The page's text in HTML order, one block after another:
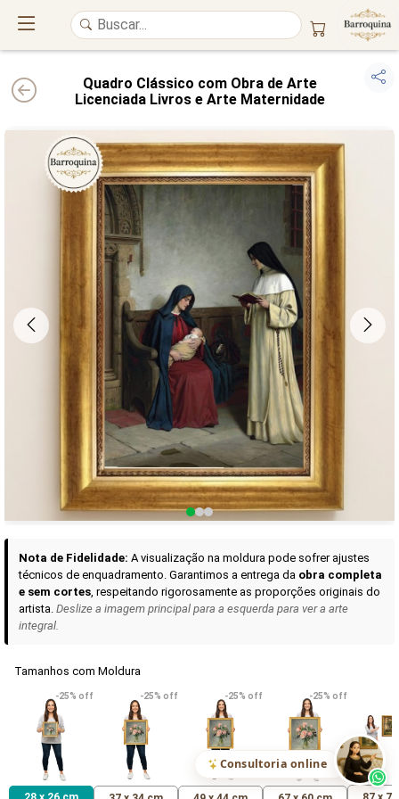
UM ATELIÊ 100% FINE ART
Trazemos a imponência das maiores obras de arte do mundo
alto padrão da sua casa. Nosso acervo reúne a genialidade de
pintores renomados, resgatandoartes reaise o requinte inconfundível
das obras do século XIX . Produção artesanal em Canvas 100% Algodão
molduras em
Madeira Maciçae impressão com Pigmentação Mineral
QUALIDADE DE MUSEU GARANTIA ETERNA
Curadoria das Campanhas
A seleção de obras-primas apresentadas em nossos vídeos nas redes
sociais, reunidas aqui para sua apreciação.
VER DETALHES
Madona de Loreto
R$ 538,42
VER DETALHES
Narciso- caravaggio
R$ 365,92
VER
Maria
uma Rosa
R$ 365,92
Consultoria online
Quadro Clássico com Obra de Arte
Licenciada Livros e Arte Maternidade
Nota de Fidelidade: A visualização na moldura pode sofrer ajustes
técnicos de enquadramento. Garantimos a entrega da obra completa
e sem cortes, respeitando rigorosamente as proporções originais do
artista. Deslize a imagem principal para a esquerda para ver a arte
integral.
Tamanhos com Moldura
-25% off -25% off -25% off -25% off